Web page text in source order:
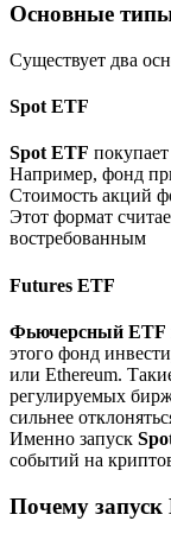
Основные
Существует два
Spot ETF
Spot ETF
Например, фонд
Стоимость акций
Этот формат
востребованным
Futures ETF
Фьючерсный ETF
этого фонд
или Ethereum.
регулируемых
сильнее
Именно запуск
событий на
Почему